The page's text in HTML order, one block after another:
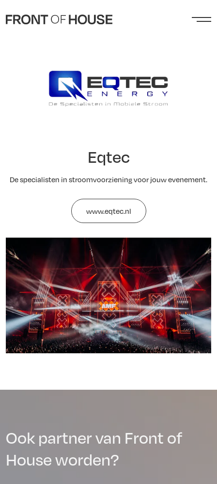
Eqtec
De specialisten in stroomvoorziening voor jouw evenement.
www.eqtec.nl
Ook partner van Front of
House worden?